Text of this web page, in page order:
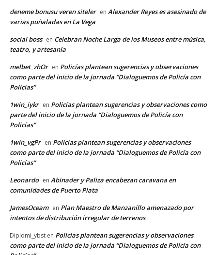
deneme bonusu veren siteler en Alexander Reyes es asesinado de
varias puñaladas en La Vega
social boss en Celebran Noche Larga de los Museos entre música,
teatro, y artesanía
melbet_zhOr en Policías plantean sugerencias y observaciones
como parte del inicio de la jornada “Dialoguemos de Policía con
Policías”
1win_iykr en Policías plantean sugerencias y observaciones como
parte del inicio de la jornada “Dialoguemos de Policía con
Policías”
1win_vgPr en Policías plantean sugerencias y observaciones
como parte del inicio de la jornada “Dialoguemos de Policía con
Policías”
Leonardo en Abinader y Paliza encabezan caravana en
comunidades de Puerto Plata
JamesOceam en Plan Maestro de Manzanillo amenazado por
intentos de distribución irregular de terrenos
Diplomi_ybst en Policías plantean sugerencias y observaciones
como parte del inicio de la jornada “Dialoguemos de Policía con